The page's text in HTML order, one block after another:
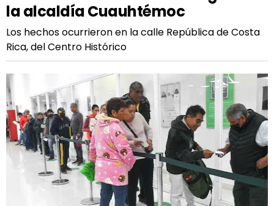
la alcaldía Cuauhtémoc
Los hechos ocurrieron en la calle República de Costa
Rica, del Centro Histórico